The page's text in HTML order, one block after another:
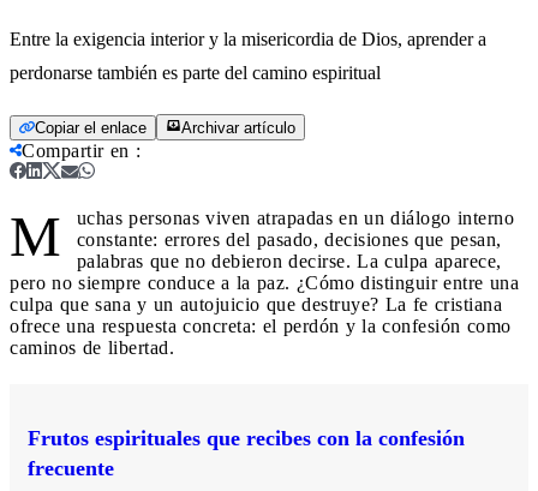
Entre la exigencia interior y la misericordia de Dios, aprender a
perdonarse también es parte del camino espiritual
Copiar el enlace Archivar artículo
Compartir en :
M
uchas personas viven atrapadas en un diálogo interno
constante: errores del pasado, decisiones que pesan,
palabras que no debieron decirse. La culpa aparece,
pero no siempre conduce a la paz. ¿Cómo distinguir entre una
culpa que sana y un autojuicio que destruye? La fe cristiana
ofrece una respuesta concreta: el perdón y la confesión como
caminos de libertad.
Frutos espirituales que recibes con la confesión
frecuente